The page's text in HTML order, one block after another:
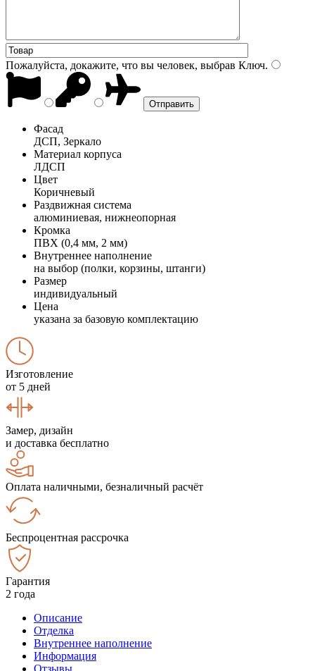
Пожалуйста, докажите, что вы человек, выбрав Ключ.
Фасад
ДСП, Зеркало
Материал корпуса
ЛДСП
Цвет
Коричневый
Раздвижная система
алюминиевая, нижнеопорная
Кромка
ПВХ (0,4 мм, 2 мм)
Внутреннее наполнение
на выбор (полки, корзины, штанги)
Размер
индивидуальный
Цена
указана за базовую комплектацию
Изготовление
от 5 дней
Замер, дизайн
и доставка бесплатно
Оплата наличными, безналичный расчёт
Беспроцентная рассрочка
Гарантия
2 года
Описание
Отделка
Внутреннее наполнение
Информация
Отзывы